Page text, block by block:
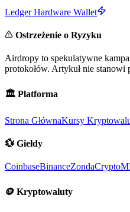
Ledger Hardware Wallet
Ostrzeżenie o Ryzyku
Airdropy to spekulatywne
protokołów. Artykuł nie stanowi
🏛️ Platforma
Strona GłównaKursy
💱 Giełdy
CoinbaseBinanceZondaCrypto
🪙 Kryptowaluty